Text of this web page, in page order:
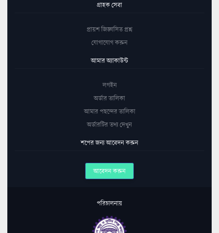
গ্রাহক সেবা
প্রায়শ জিজ্ঞাসিত প্রশ্ন
যোগাযোগ করুন
আমার অ্যাকাউন্ট
লগইন
অর্ডার তালিকা
আমার পছন্দের তালিকা
অর্ডারটির তথ্য দেখুন
শপের জন্য আবেদন করুন
আবেদন করুন
পরিচালনায়